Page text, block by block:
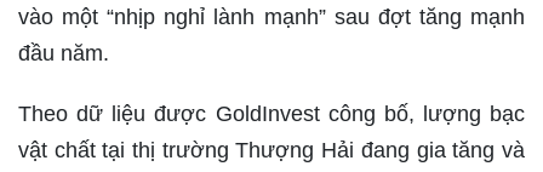
vào một “nhịp nghỉ lành mạnh” sau đợt tăng mạnh
đầu năm.
Theo dữ liệu được GoldInvest công bố, lượng bạc
vật chất tại thị trường Thượng Hải đang gia tăng và